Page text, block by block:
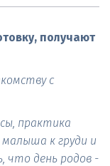
получают
с
практика
малыша к груди и
что день родов -